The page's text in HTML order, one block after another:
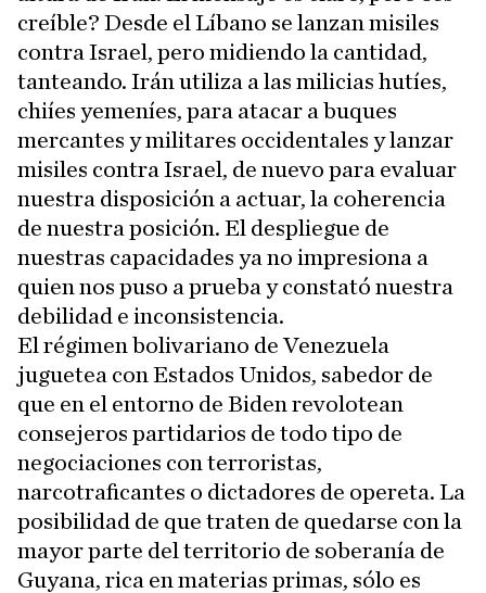
creíble? Desde el Líbano se lanzan misiles
contra Israel, pero midiendo la cantidad,
tanteando. Irán utiliza a las milicias hutíes,
chiíes yemeníes, para atacar a buques
mercantes y militares occidentales y lanzar
misiles contra Israel, de nuevo para evaluar
nuestra disposición a actuar, la coherencia
de nuestra posición. El despliegue de
nuestras capacidades ya no impresiona a
quien nos puso a prueba y constató nuestra
debilidad e inconsistencia.
El régimen bolivariano de Venezuela
juguetea con Estados Unidos, sabedor de
que en el entorno de Biden revolotean
consejeros partidarios de todo tipo de
negociaciones con terroristas,
narcotraficantes o dictadores de opereta. La
posibilidad de que traten de quedarse con la
mayor parte del territorio de soberanía de
Guyana, rica en materias primas, sólo es